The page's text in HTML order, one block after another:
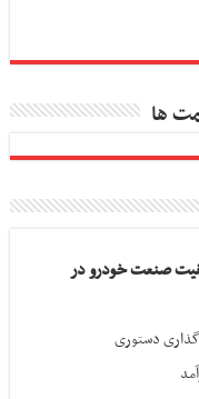
ها
صنعت خودرو در
دستوری